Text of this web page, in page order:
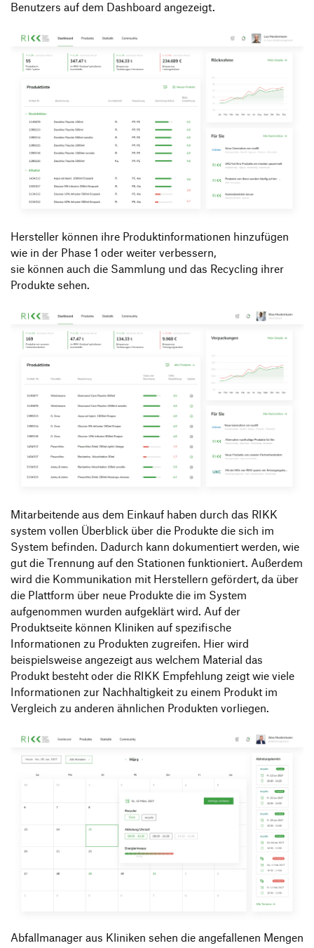
Benutzers auf dem Dashboard angezeigt.
Hersteller können ihre Produktinformationen hinzufügen
wie in der Phase 1 oder weiter verbessern,
sie können auch die Sammlung und das Recycling ihrer
Produkte sehen.
Mitarbeitende aus dem Einkauf haben durch das RIKK
system vollen Überblick über die Produkte die sich im
System befinden. Dadurch kann dokumentiert werden, wie
gut die Trennung auf den Stationen funktioniert. Außerdem
wird die Kommunikation mit Herstellern gefördert, da über
die Plattform über neue Produkte die im System
aufgenommen wurden aufgeklärt wird. Auf der
Produktseite können Kliniken auf spezifische
Informationen zu Produkten zugreifen. Hier wird
beispielsweise angezeigt aus welchem Material das
Produkt besteht oder die RIKK Empfehlung zeigt wie viele
Informationen zur Nachhaltigkeit zu einem Produkt im
Vergleich zu anderen ähnlichen Produkten vorliegen.
Abfallmanager aus Kliniken sehen die angefallenen Mengen